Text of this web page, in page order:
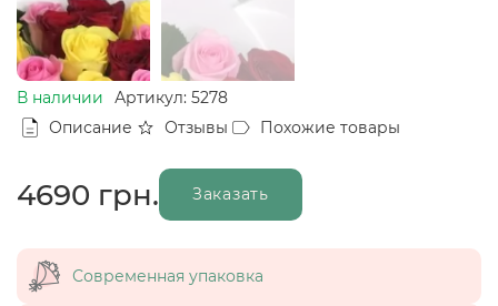
В наличии
Артикул: 5278
Описание
Отзывы Похожие товары
4690 грн. Заказать
Современная упаковка